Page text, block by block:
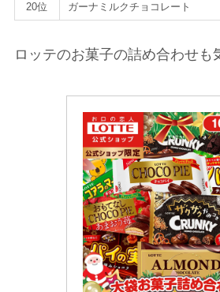
20位 ガーナミルクチョコレート
ロッテのお菓子の詰め合わせ